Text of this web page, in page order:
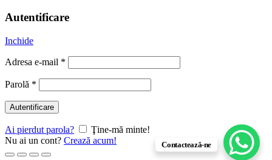
Contactează-ne
Autentificare
Inchide
Adresa e-mail *
Parolă *
Autentificare
Ai pierdut parola?
Ţine-mă minte!
Nu ai un cont? Crează acum!